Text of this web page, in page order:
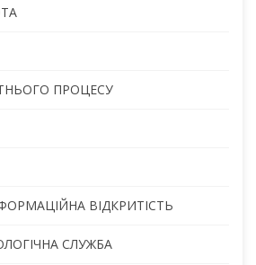
ПРОЦЕСУ
ВІДКРИТІСТЬ
СЛУЖБА